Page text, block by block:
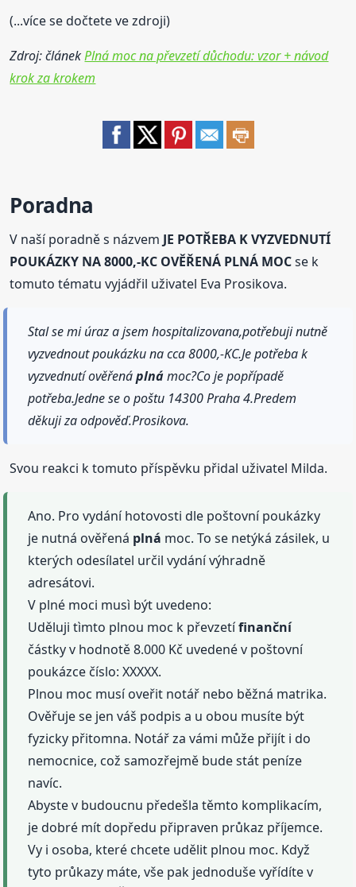
(...více se dočtete ve zdroji)
Zdroj: článekPlná moc na převzetí důchodu: vzor + návod
krok za krokem
Poradna
V naší poradně s názvem JE POTŘEBA K VYZVEDNUTÍ
POUKÁZKY NA 8000,-KC OVĚŘENÁ PLNÁ MOCse k
tomuto tématu vyjádřil uživatel Eva Prosikova.
Stal se mi úraz a jsem hospitalizovana,potřebuji nutně
vyzvednout poukázku na cca 8000,-KC.Je potřeba k
vyzvednutí ověřenáplnámoc?Co je popřípadě
potřeba.Jedne se o poštu 14300 Praha 4.Predem
děkuji za odpověď.Prosikova.
Svou reakci k tomuto příspěvku přidal uživatel Milda.
Ano. Pro vydání hotovosti dle poštovní poukázky
je nutná ověřená plná moc. To se netýká zásilek, u
kterých odesílatel určil vydání výhradně
adresátovi.
V plné moci musì být uvedeno:
Uděluji tìmto plnou moc k převzetífinanční
částky v hodnotě 8.000 Kč uvedené v poštovní
poukázce číslo: XXXXX.
Plnou moc musí oveřit notář nebo běžná matrika.
Ověřuje se jen váš podpis a u obou musíte být
fyzicky přitomna. Notář za vámi může přijít i do
nemocnice, což samozřejmě bude stát peníze
navíc.
Abyste v budoucnu předešla těmto komplikacím,
je dobré mít dopředu připraven průkaz příjemce.
Vy i osoba, které chcete udělit plnou moc. Když
tyto průkazy máte, vše pak jednoduše vyřídíte v